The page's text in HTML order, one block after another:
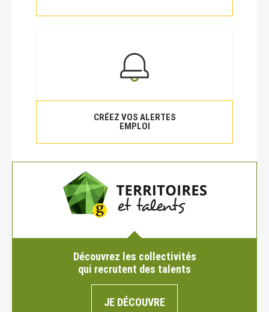
CRÉEZ VOS ALERTES
EMPLOI
Découvrez les collectivités
qui recrutent des talents
JE DÉCOUVRE